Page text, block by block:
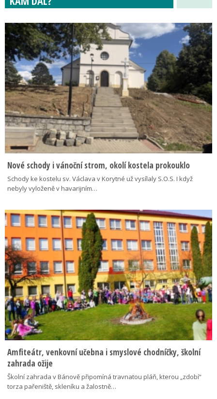
Nové schody i vánoční strom, okolí kostela prokouklo
Schody ke kostelu sv. Václava v Korytné už vysílaly S.O.S. I když
nebyly vyloženě v havarijním…
Amfiteátr, venkovní učebna i smyslové chodníčky, školní
zahrada ožije
Školní zahrada v Bánově připomíná travnatou pláň, kterou „zdobí“
torza pařeniště, skleníku a žalostně…